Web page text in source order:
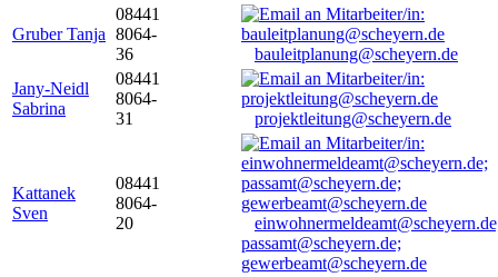
Gruber Tanja
08441
8064-
36
bauleitplanung@scheyern.de
Jany-Neidl
Sabrina
08441
8064-
31
projektleitung@scheyern.de
Kattanek
Sven
08441
8064-
20
passamt@scheyern.de;
gewerbeamt@scheyern.de